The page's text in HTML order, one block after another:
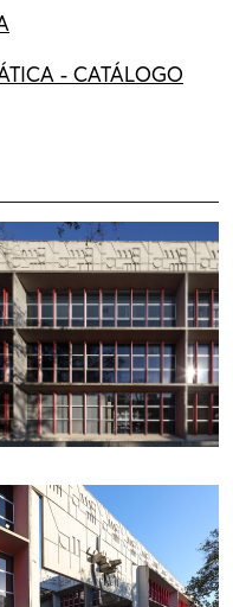
- CATÁLOGO